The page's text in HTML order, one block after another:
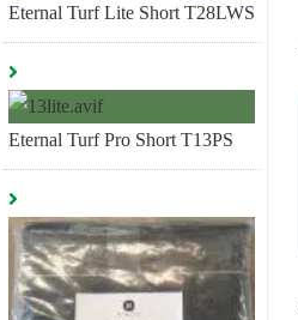
Eternal Turf Lite Short T28LWS
Eternal Turf Pro Short T13PS